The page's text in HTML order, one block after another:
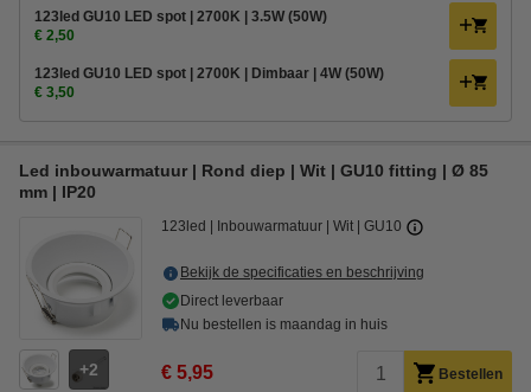
123led GU10 LED spot | 2700K | 3.5W (50W)
€ 2,50
123led GU10 LED spot | 2700K | Dimbaar | 4W (50W)
€ 3,50
Led inbouwarmatuur | Rond diep | Wit | GU10 fitting | Ø 85
mm | IP20
2
123led Inbouwarmatuur Wit GU10
Bekijk de specificaties en beschrijving
Direct leverbaar
Nu bestellen is maandag in huis
€ 5,95 Bestellen